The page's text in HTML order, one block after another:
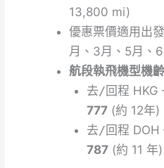
13,800 mi)
優惠票價適用出發
月、3月、5月、6
航段執飛機型機
去/回程 HKG
777 (約 12年)
去/回程 DOH
787 (約 11 年)